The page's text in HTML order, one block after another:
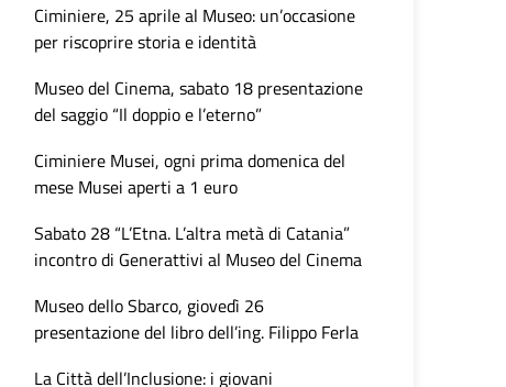
Ciminiere, 25 aprile al Museo: un’occasione
per riscoprire storia e identità
Museo del Cinema, sabato 18 presentazione
del saggio “Il doppio e l’eterno”
Ciminiere Musei, ogni prima domenica del
mese Musei aperti a 1 euro
Sabato 28 “L’Etna. L’altra metà di Catania”
incontro di Generattivi al Museo del Cinema
Museo dello Sbarco, giovedì 26
presentazione del libro dell’ing. Filippo Ferla
La Città dell’Inclusione: i giovani